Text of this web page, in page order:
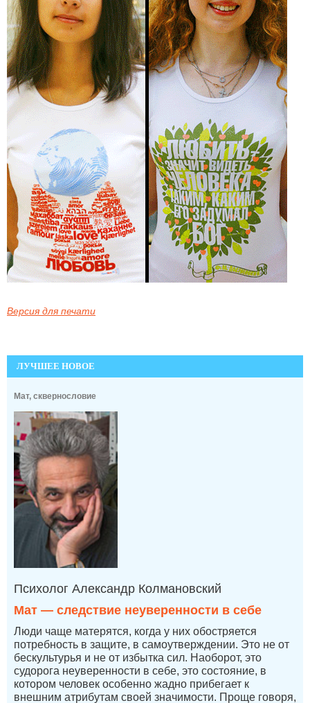
Версия для печати
ЛУЧШЕЕ НОВОЕ
Мат, сквернословие
Психолог Александр Колмановский
Мат — следствие неуверенности в себе
Люди чаще матерятся, когда у них обостряется
потребность в защите, в самоутверждении. Это не от
бескультурья и не от избытка сил. Наоборот, это
судорога неуверенности в себе, это состояние, в
котором человек особенно жадно прибегает к
внешним атрибутам своей значимости. Проще говоря,